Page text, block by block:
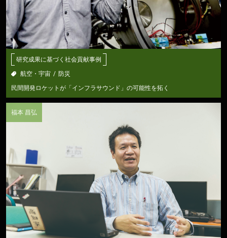
研究成果に基づく社会貢献事例
航空・宇宙
防災
民間開発ロケットが「インフラサウンド」の可能性を拓く
福本 昌弘